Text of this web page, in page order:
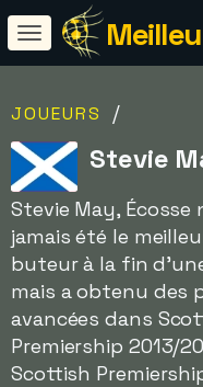
JOUEURS /
Stevie
Stevie May, Écosse
jamais été le
buteur à la fin
mais a obtenu des
avancées dans
Premiership 2013/
Scottish